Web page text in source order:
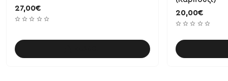
27,00€
20,00€